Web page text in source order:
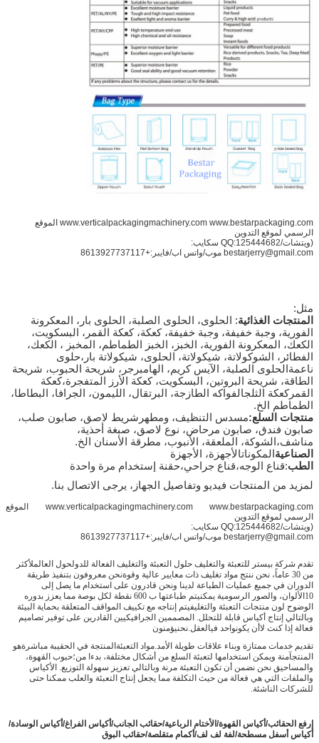
www.verticalpackagingmachinery.com www.bestarpackaging.com الموقع
الرسمي لموقع التدوين
(ويتشات/QQ:125444682 سكايب:
bestarjerry@gmail.com موب/واتس اب/فايبر:+8613927737117
مثل:
المنتجات الغذائية: الحلوى، الحلوى الصلبة، الحلوى بار، المعكرونة
الفورية، وجبة خفيفة، وجبة خفيفة، كعكة، كعكة القمر، البسكويت،
الكعك، المعكرونة الفورية، الخبز، الخبز الطماطم، المخبز ، الكعك،
الفطائر، الشوكولاتة، شيكولاتة، الحلوى، شيكولاتة بار،حلوى
ناعمةالحلوى الصلبة، الآيس كريم، الهامبرجر، شريحة الحبوب، شريحة
الطاقة، شريحة البروتين، البسكويت، كعكة الأرز المتفجرة،كعكة
القمركعكة الثلجالفواكه الطازجة، البرتقال، الليمون، الجرافا، البطاطا،
الطماطم الخ.
منتجات السلع:مسدس التنظيف، ومطهر شريط لاصق، صابون صلب،
صابون فندق، صابون مرحاض، نوع لاصق، صبغة أحذية،
مناشف، الشوكة، الملعقة، الأنبوب، مطرقة الأسنان الخ.
الصناعية المكوناتالأجهزة، الأجهزة
الطب:قناع الوجه،قناع جراحي،حقنة إستخدام مرة واحدة
لمزيد من المنتجات فيديو وتفاصيل الجهاز، يرجى الاتصال بنا.
www.verticalpackagingmachinery.com www.bestarpackaging.com الموقع
الرسمي لموقع التدوين
(ويتشات/QQ:125444682 سكايب:
bestarjerry@gmail.com موب/واتس اب/فايبر:+8613927737117
تقدم شركة بيستر للتعبئة والتغليف حلول التعبئة والتغليف الفعالة للدولحول العالملأكثر
من 30 عاماً، نحن ننتج مواد تغليف ذات معايير عالية وقوة
نحن معروفون بتنفيذ طريقة
الدوران في جميع عمليات الطباعة لدينا ونحن قادرون على استخدام ما يصل إلى
10 الألوان، والصور الرسومية يمكن
يتم طباعتها ب 600 نقطة لكل بوصة مما يعزز بدوره
الوضوح لون منتجات التعبئة والتغليفيتم إنتاجه مع تكييف المواقف المتعلقة بحماية البيئة
وبالتالي إنتاج أكياس قابلة للتحلل. المصممين الجرافيكيين القادرين على توفير تصاميم
فعالة إذا كنت لا أن يكونواحد فيالعقل.نحنيؤمنون
تقديم خدمات ممتازة وبناء علاقات طويلة الأمد.مواد التعبئة المنتجة في الحقيبة مباشرةهو
المنتجآمنة ويمكن استخدامها لتعبئة السلع من أشكال مختلفة، بدءا من؛حبوب القهوة،
والمساحيق نحن نضمن أن تكون التعبئة مرنة وبالتالي تعزيز سهولة التوزيع. الأكياس
والملفات التي هي فعالة من حيث التكلفة مما يجعل إنتاج التعبئة والعلب ممكنا حتى
للشركات الناشئة.
إرفع الحقائب/أكياس القهوة/ الأختام الرباعية/حقائب الجانب/أكياس الفراغ/أكياس الوسادة/
أكياس أسفل مسطحة/لفة لف لف/أكمام متقلصة/حقائب البوق